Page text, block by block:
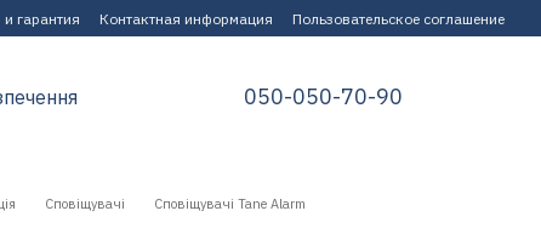
гарантия Контактная информация Пользовательское соглашение
050-050-70-90
Сповіщувачі
Сповіщувачі Tane Alarm